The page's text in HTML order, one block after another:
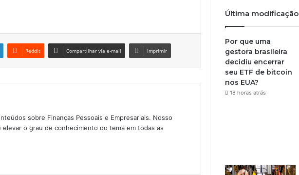
Reddit Compartilhar via e-mail Imprimir
sobre Finanças Pessoais e Empresariais. Nosso
o grau de conhecimento do tema em todas as
Última modificação
Por que uma
gestora brasileira
decidiu encerrar
seu ETF de bitcoin
nos EUA?
18 horas atrás